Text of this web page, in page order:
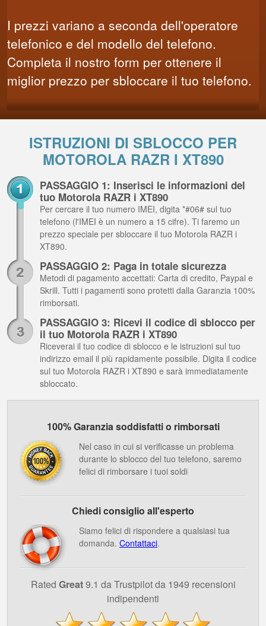
I prezzi variano a seconda dell'operatore
telefonico e del modello del telefono.
Completa il nostro form per ottenere il
miglior prezzo per sbloccare il tuo telefono.
ISTRUZIONI DI SBLOCCO PER
MOTOROLA RAZR I XT890
PASSAGGIO 1: Inserisci le informazioni del
tuo Motorola RAZR i XT890
Per cercare il tuo numero IMEI, digita *#06# sul tuo
telefono (l'IMEI è un numero a 15 cifre). Ti faremo un
prezzo speciale per sbloccare il tuo Motorola RAZR i
XT890.
PASSAGGIO 2: Paga in totale sicurezza
Metodi di pagamento accettati: Carta di credito, Paypal e
Skrill. Tutti i pagamenti sono protetti dalla Garanzia 100%
rimborsati.
PASSAGGIO 3: Ricevi il codice di sblocco per
il tuo Motorola RAZR i XT890
Riceverai il tuo codice di sblocco e le istruzioni sul tuo
indirizzo email il più rapidamente possibile. Digita il codice
sul tuo Motorola RAZR i XT890 e sarà immediatamente
sbloccato.
100% Garanzia soddisfatti o rimborsati
Nel caso in cui si verificasse un problema
durante lo sblocco del tuo telefono, saremo
felici di rimborsare i tuoi soldi
Chiedi consiglio all'esperto
Siamo felici di rispondere a qualsiasi tua
domanda. Contattaci.
Rated Great9.1 da Trustpilot da 1949 recensioni
indipendenti